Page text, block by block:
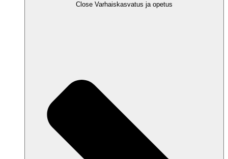
Close Varhaiskasvatus ja opetus